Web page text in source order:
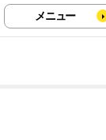
メニュー